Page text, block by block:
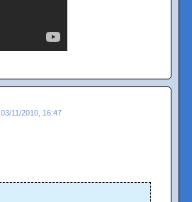
03/11/2010, 16:47